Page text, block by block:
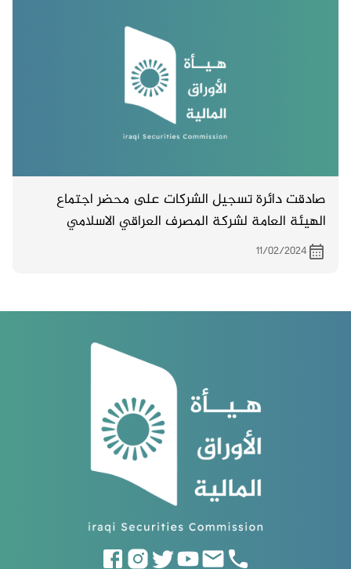
صادقت دائرة تسجيل الشركات على محضر اجتماع
الهيئة العامة لشركة المصرف العراقي الاسلامي
11/02/2024